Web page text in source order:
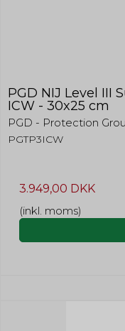
PGD NIJ Level III
ICW - 30x25 cm
PGD - Protection
PGTP3ICW
3.949,00 DKK
(inkl. moms)